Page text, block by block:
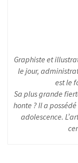
Graphiste et
le jour,
est le
Sa plus grande
honte ? Il a
adolescence.